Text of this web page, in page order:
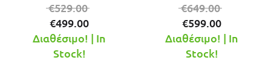
€529.00
was:
€499.00
τρέχουσα
Διαθέσιμο! | In
Stock!
€649.00
was:
€599.00
τρέχουσα
Διαθέσιμο! | In
Stock!